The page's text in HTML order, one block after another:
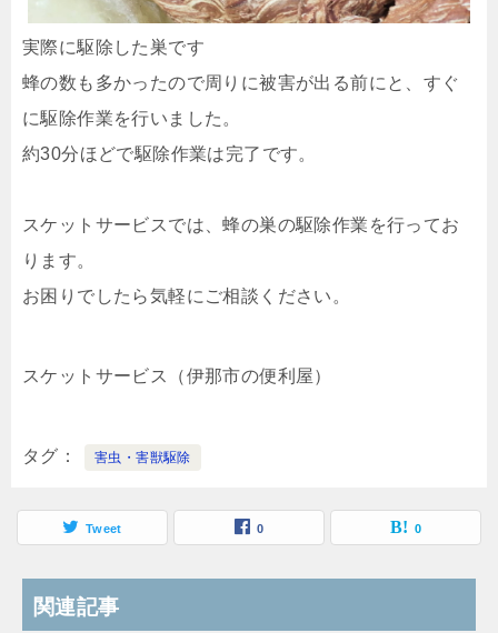
実際に駆除した巣です
蜂の数も多かったので周りに被害が出る前にと、すぐ
に駆除作業を行いました。
約30分ほどで駆除作業は完了です。
スケットサービスでは、蜂の巣の駆除作業を行ってお
ります。
お困りでしたら気軽にご相談ください。
スケットサービス（伊那市の便利屋）
タグ 害虫・害獣駆除
Tweet 0 0
関連記事